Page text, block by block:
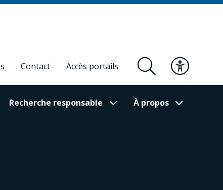
Contact Accès portails
Recherche responsable À propos